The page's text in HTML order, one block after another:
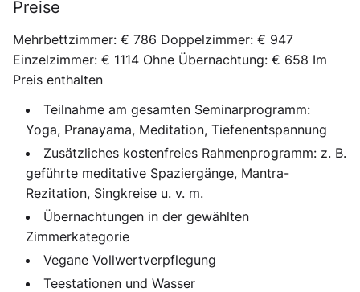
Preise
Mehrbettzimmer: € 786 Doppelzimmer: € 947
Einzelzimmer: € 1114 Ohne Übernachtung: € 658 Im
Preis enthalten
Teilnahme am gesamten Seminarprogramm:
Yoga, Pranayama, Meditation, Tiefenentspannung
Zusätzliches kostenfreies Rahmenprogramm: z. B.
geführte meditative Spaziergänge, Mantra-
Rezitation, Singkreise u. v. m.
Übernachtungen in der gewählten
Zimmerkategorie
Vegane Vollwertverpflegung
Teestationen und Wasser